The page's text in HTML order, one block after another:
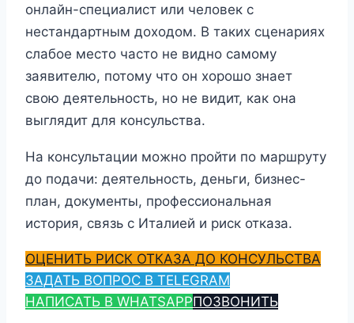
онлайн-специалист или человек с
нестандартным доходом. В таких сценариях
слабое место часто не видно самому
заявителю, потому что он хорошо знает
свою деятельность, но не видит, как она
выглядит для консульства.
На консультации можно пройти по маршруту
до подачи: деятельность, деньги, бизнес-
план, документы, профессиональная
история, связь с Италией и риск отказа.
ОЦЕНИТЬ РИСК ОТКАЗА ДО КОНСУЛЬСТВА
ЗАДАТЬ ВОПРОС В TELEGRAM
НАПИСАТЬ В WHATSAPPПОЗВОНИТЬ